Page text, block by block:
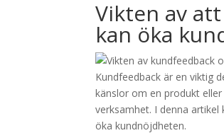
Vikten av
kan öka
Kundfeedback är en viktig
känslor om en produkt
verksamhet. I denna
öka kundnöjdheten.